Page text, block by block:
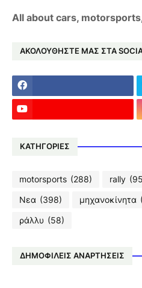
All about cars,
ΑΚΟΛΟΥΘΗΣΤΕ ΜΑΣ ΣΤΑ
ΚΑΤΗΓΟΡΙΕΣ
motorsports (288) rally
Νεα (398) μηχανοκίνητα
ράλλυ (58)
ΔΗΜΟΦΙΛΕΙΣ ΑΝΑΡΤΗΣΕΙΣ